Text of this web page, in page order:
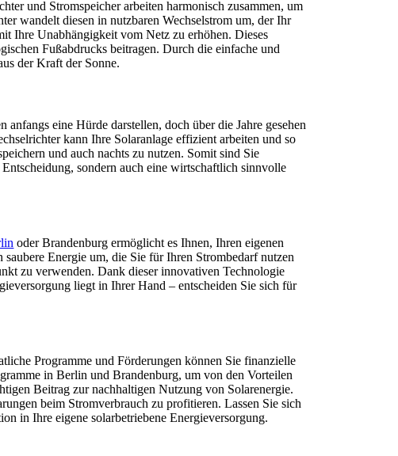
und Stromspeicher arbeiten harmonisch zusammen, um
wandelt diesen in nutzbaren Wechselstrom um, der Ihr
Ihre Unabhängigkeit vom Netz zu erhöhen. Dieses
Fußabdrucks beitragen. Durch die einfache und
der Kraft der Sonne.
eine Hürde darstellen, doch über die Jahre gesehen
kann Ihre Solaranlage effizient arbeiten und so
und auch nachts zu nutzen. Somit sind Sie
sondern auch eine wirtschaftlich sinnvolle
oder Brandenburg ermöglicht es Ihnen, Ihren eigenen
Energie um, die Sie für Ihren Strombedarf nutzen
zu verwenden. Dank dieser innovativen Technologie
liegt in Ihrer Hand – entscheiden Sie sich für
Programme und Förderungen können Sie finanzielle
in Berlin und Brandenburg, um von den Vorteilen
Beitrag zur nachhaltigen Nutzung von Solarenergie.
beim Stromverbrauch zu profitieren. Lassen Sie sich
in Ihre eigene solarbetriebene Energieversorgung.